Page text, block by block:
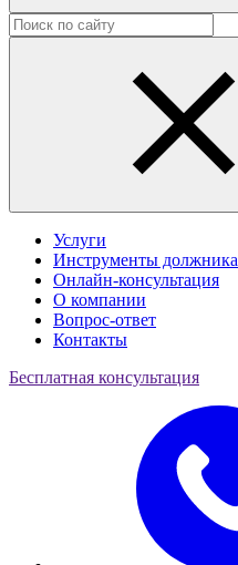
Услуги
Инструменты должника
Онлайн-консультация
О компании
Вопрос-ответ
Контакты
Бесплатная консультация